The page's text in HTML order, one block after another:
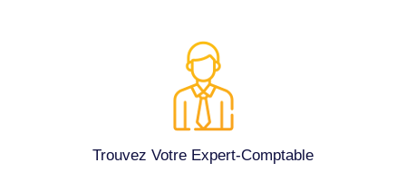
Trouvez Votre Expert-Comptable